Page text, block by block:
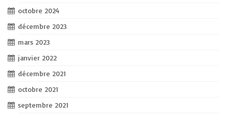
octobre 2024
décembre 2023
mars 2023
janvier 2022
décembre 2021
octobre 2021
septembre 2021